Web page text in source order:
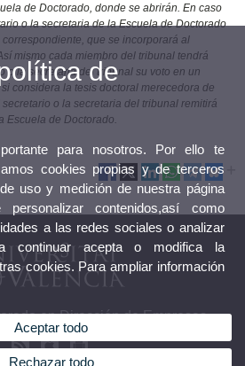
de Doctorado, donde se abrirán. En caso
o la secretaria de la Escuela de Doctorado
que se incorporará al
mismo cada miembro del tribunal tendrá
o la secretaria del tribunal su voto en un
considera la tesis doctoral merecedora de
o la secretaria del tribunal remitirá
Escuela de Doctorado.
en Dirección de Empresas
de
para nosotros. Por ello te
cookies propias y de terceros
uso y medición de nuestra página
contenidos,así como
a las redes sociales o analizar
continuar acepta o modifica la
cookies. Para ampliar información
Aceptar todo
Rechazar todo